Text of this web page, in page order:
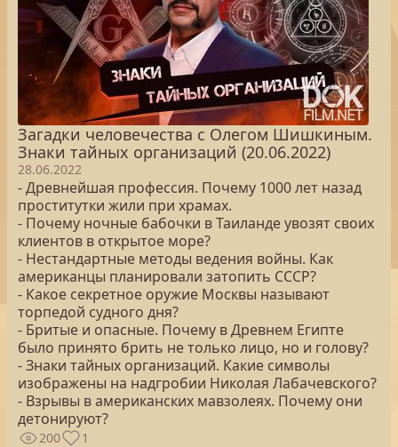
Загадки человечества с Олегом Шишкиным.
Знаки тайных организаций (20.06.2022)
28.06.2022
- Древнейшая профессия. Почему 1000 лет назад
проститутки жили при храмах.
- Почему ночные бабочки в Таиланде увозят своих
клиентов в открытое море?
- Нестандартные методы ведения войны. Как
американцы планировали затопить СССР?
- Какое секретное оружие Москвы называют
торпедой судного дня?
- Бритые и опасные. Почему в Древнем Египте
было принято брить не только лицо, но и голову?
- Знаки тайных организаций. Какие символы
изображены на надгробии Николая Лабачевского?
- Взрывы в американских мавзолеях. Почему они
детонируют?
200 1